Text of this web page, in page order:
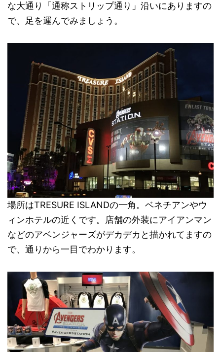
な大通り「通称ストリップ通り」沿いにありますの
で、足を運んでみましょう。
場所はTRESURE ISLANDの一角。ベネチアンやウ
ィンホテルの近くです。店舗の外装にアイアンマン
などのアベンジャーズがデカデカと描かれてますの
で、通りから一目でわかります。